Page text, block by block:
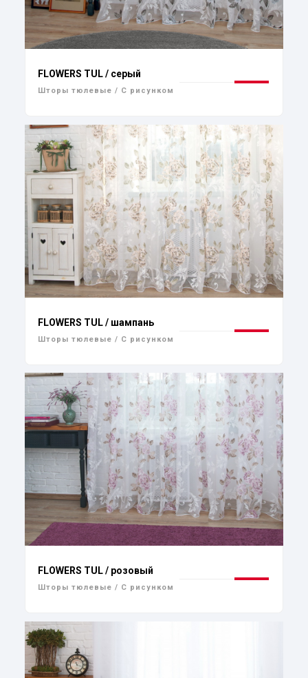
FLOWERS TUL / серый
Шторы тюлевые / С рисунком
FLOWERS TUL / шампань
Шторы тюлевые / С рисунком
FLOWERS TUL / розовый
Шторы тюлевые / С рисунком